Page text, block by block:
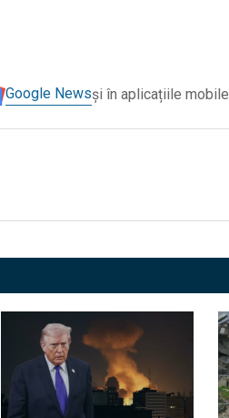
Google Newsși în aplicațiile mobile